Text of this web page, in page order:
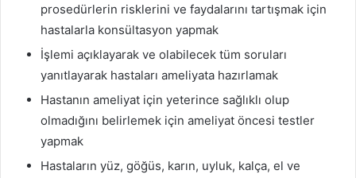
prosedürlerin risklerini ve faydalarını tartışmak için
hastalarla konsültasyon yapmak
İşlemi açıklayarak ve olabilecek tüm soruları
yanıtlayarak hastaları ameliyata hazırlamak
Hastanın ameliyat için yeterince sağlıklı olup
olmadığını belirlemek için ameliyat öncesi testler
yapmak
Hastaların yüz, göğüs, karın, uyluk, kalça, el ve